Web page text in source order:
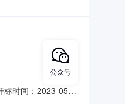
标时间：2023-05-
公众号